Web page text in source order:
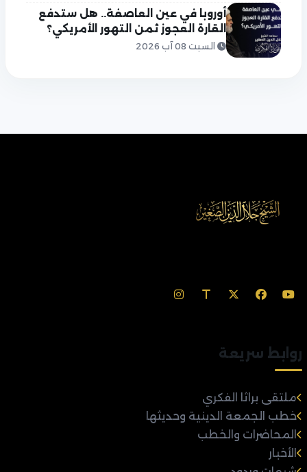
أوروبا في عين العاصفة.. هل ستدفع
القارة العجوز ثمن التهور الأمريكي؟
السبت 08 آب 2026
روابط سريعة
ملتقى براثا الفكري
خطب الجمعة الدينية وحديثها
المحاضرات والخطب
الأخبار